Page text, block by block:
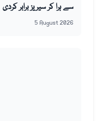
سے ہرا کر سیریز برابر کردی
5 August 2026